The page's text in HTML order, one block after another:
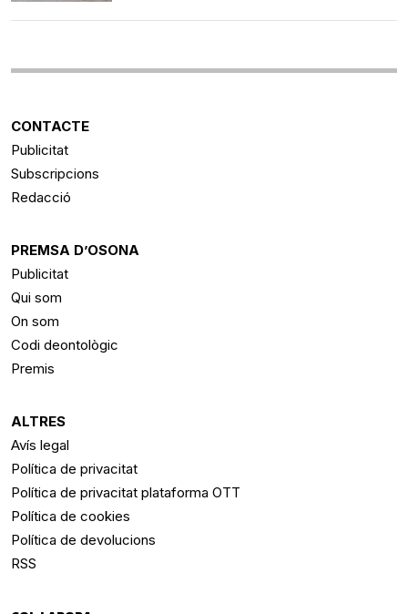
CONTACTE
Publicitat
Subscripcions
Redacció
PREMSA D’OSONA
Publicitat
Qui som
On som
Codi deontològic
Premis
ALTRES
Avís legal
Política de privacitat
Política de privacitat plataforma OTT
Política de cookies
Política de devolucions
RSS